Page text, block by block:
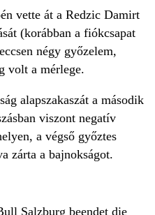
vette át a Redzic Damirt
(korábban a fiókcsapat
négy győzelem,
volt a mérlege.
alapszakaszát a második
viszont negatív
a végső győztes
zárta a bajnokságot.
Salzburg beendet die